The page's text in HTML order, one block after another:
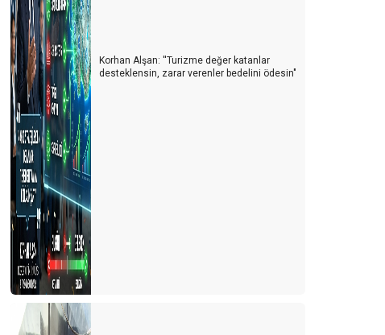
Korhan Alşan: ''Turizme değer katanlar
desteklensin, zarar verenler bedelini ödesin"